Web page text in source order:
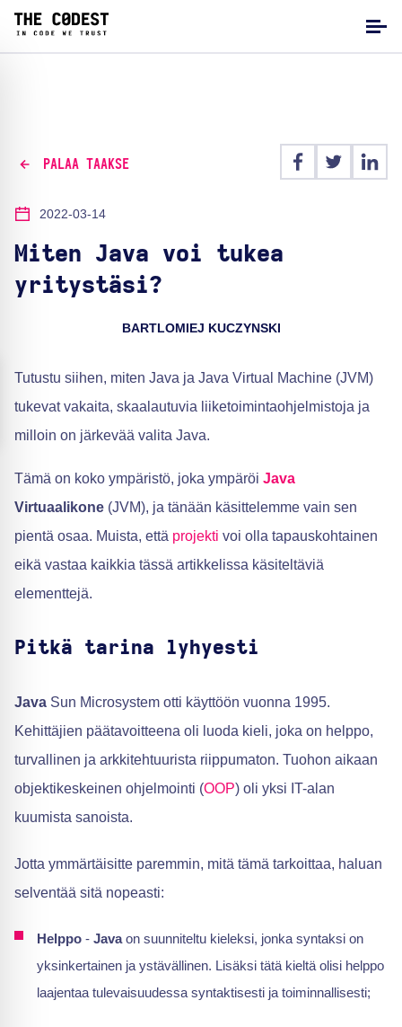
PALAA TAAKSE
2022-03-14
Miten Java voi tukea
yritystäsi?
BARTLOMIEJ KUCZYNSKI
Tutustu siihen, miten Java ja Java Virtual Machine (JVM)
tukevat vakaita, skaalautuvia liiketoimintaohjelmistoja ja
milloin on järkevää valita Java.
Tämä on koko ympäristö, joka ympäröi Java
Virtuaalikone (JVM), ja tänään käsittelemme vain sen
pientä osaa. Muista, että projekti voi olla tapauskohtainen
eikä vastaa kaikkia tässä artikkelissa käsiteltäviä
elementtejä.
Pitkä tarina lyhyesti
Java Sun Microsystem otti käyttöön vuonna 1995.
Kehittäjien päätavoitteena oli luoda kieli, joka on helppo,
turvallinen ja arkkitehtuurista riippumaton. Tuohon aikaan
objektikeskeinen ohjelmointi (OOP) oli yksi IT-alan
kuumista sanoista.
Jotta ymmärtäisitte paremmin, mitä tämä tarkoittaa, haluan
selventää sitä nopeasti:
Helppo - Javaon suunniteltu kieleksi, jonka syntaksi on
yksinkertainen ja ystävällinen. Lisäksi tätä kieltä olisi helppo
laajentaa tulevaisuudessa syntaktisesti ja toiminnallisesti;